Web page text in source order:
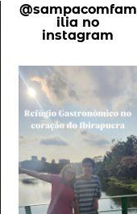
@sampacomfam
ilia no
instagram